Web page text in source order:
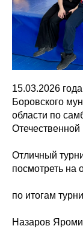
15.03.2026
Боровского
области по
Отечественной
Отличный
посмотреть на
по итогам
Назаров